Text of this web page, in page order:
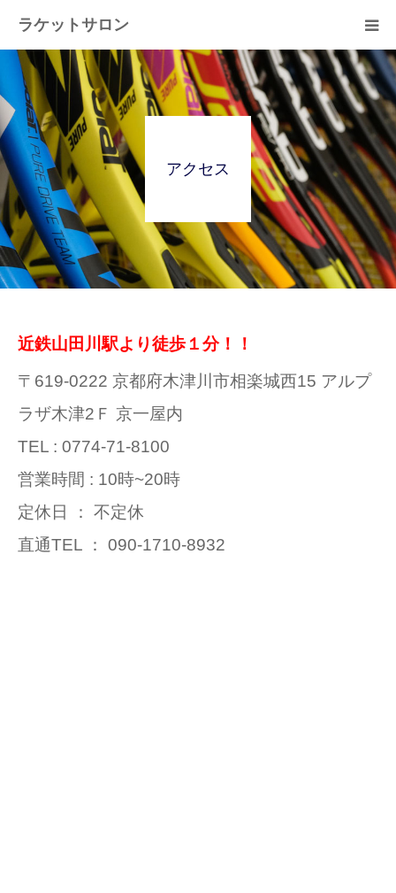
ラケットサロン
アクセス
近鉄山田川駅より徒歩１分！！
〒619-0222 京都府木津川市相楽城西15 アルプ
ラザ木津2Ｆ 京一屋内
TEL : 0774-71-8100
営業時間 : 10時~20時
定休日 ： 不定休
直通TEL ： 090-1710-8932
ホーム
ショッピング
サービス
プライベートレッスン
ブログ
アクセス